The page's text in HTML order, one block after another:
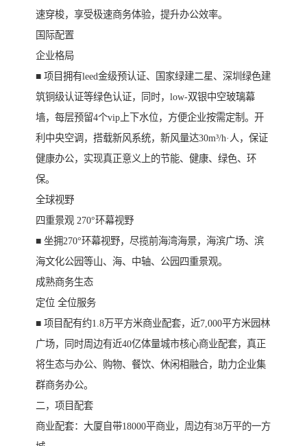
速穿梭，享受极速商务体验，提升办公效率。
国际配置
企业格局
■ 项目拥有leed金级预认证、国家绿建二星、深圳绿色建
筑铜级认证等绿色认证，同时，low-双银中空玻璃幕
墙，每层预留4个vip上下水位，方便企业按需定制。开
利中央空调，搭载新风系统，新风量达30m³/h·人，保证
健康办公，实现真正意义上的节能、健康、绿色、环
保。
全球视野
四重景观 270°环幕视野
■ 坐拥270°环幕视野，尽揽前海湾海景，海滨广场、滨
海文化公园等山、海、中轴、公园四重景观。
成熟商务生态
定位 全位服务
■ 项目配有约1.8万平方米商业配套，近7,000平方米园林
广场，同时周边有近40亿体量城市核心商业配套，真正
将生态与办公、购物、餐饮、休闲相融合，助力企业集
群商务办公。
二，项目配套
商业配套：大厦自带18000平商业，周边有38万平的一方